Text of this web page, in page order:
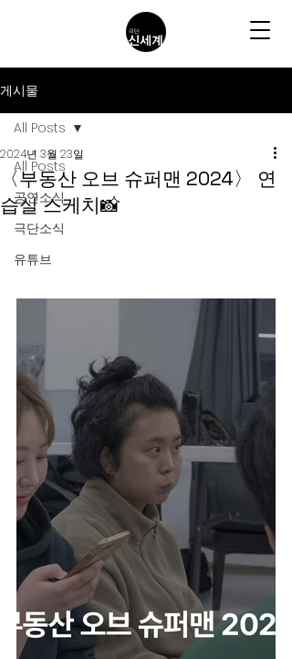
게시물
All Posts
공연소식
극단소식
유튜브
All Posts
〈부동산 오브 슈퍼맨 2024〉 연
습실 스케치📸
2024년 3월 23일